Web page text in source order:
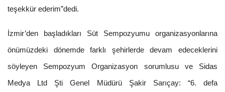
teşekkür ederim”dedi.
İzmir’den başladıkları Süt Sempozyumu organizasyonlarına
önümüzdeki dönemde farklı şehirlerde devam edeceklerini
söyleyen Sempozyum Organizasyon sorumlusu ve Sidas
Medya Ltd Şti Genel Müdürü Şakir Sarıçay: “6. defa